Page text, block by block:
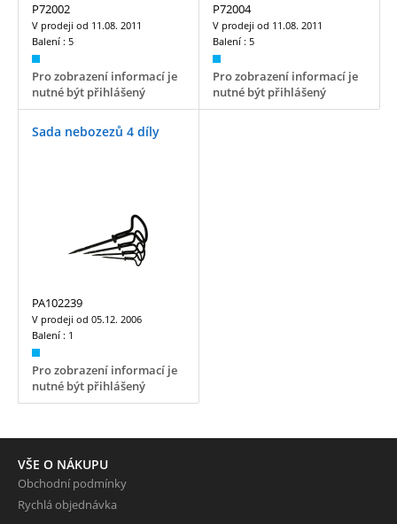
P72002
V prodeji od 11.08. 2011
Balení : 5
Pro zobrazení informací je
nutné být přihlášený
P72004
V prodeji od 11.08. 2011
Balení : 5
Pro zobrazení informací je
nutné být přihlášený
Sada nebozezů 4 díly
PA102239
V prodeji od 05.12. 2006
Balení : 1
Pro zobrazení informací je
nutné být přihlášený
VŠE O NÁKUPU
Obchodní podmínky
Rychlá objednávka